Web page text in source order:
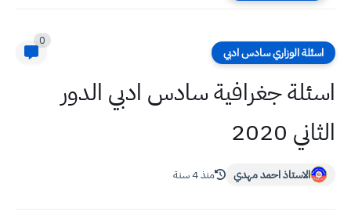
اسئلة الوزاري سادس ادبي
0
اسئلة جغرافية سادس ادبي الدور
الثاني 2020
الاستاذ احمد مهدي منذ 4 سنة